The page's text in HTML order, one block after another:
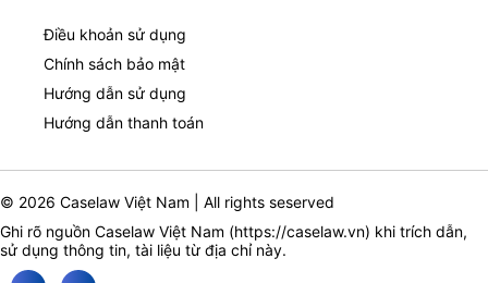
Điều khoản sử dụng
Chính sách bảo mật
Hướng dẫn sử dụng
Hướng dẫn thanh toán
© 2026 Caselaw Việt Nam | All rights seserved
Ghi rõ nguồn Caselaw Việt Nam (https://caselaw.vn) khi trích dẫn,
sử dụng thông tin, tài liệu từ địa chỉ này.